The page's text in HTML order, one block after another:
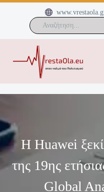


Η Huawei
της 19ης
Global